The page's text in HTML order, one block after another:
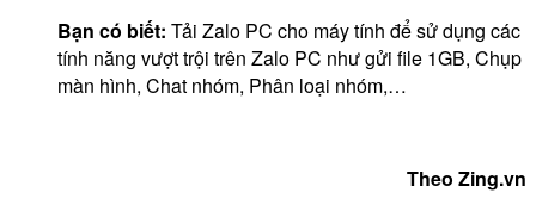
Bạn có biết: Tải Zalo PC cho máy tính để sử dụng các
tính năng vượt trội trên Zalo PC như gửi file 1GB, Chụp
màn hình, Chat nhóm, Phân loại nhóm,…
Theo Zing.vn